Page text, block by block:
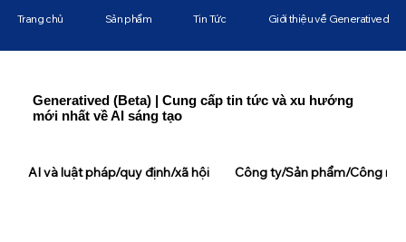
Generatived (Beta) | Cung cấp tin tức và xu hướng
mới nhất về AI sáng tạo
Trang chủ Sản phẩm Tin Tức Giới thiệu về Generatived
AI và luật pháp/quy định/xã hội Công ty/Sản phẩm/Công